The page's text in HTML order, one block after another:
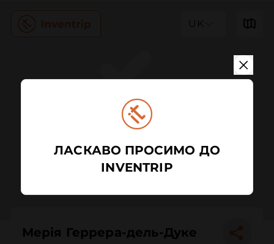
UK
Мерія Геррера-дель-Дуке
ЛАСКАВО ПРОСИМО ДО
INVENTRIP